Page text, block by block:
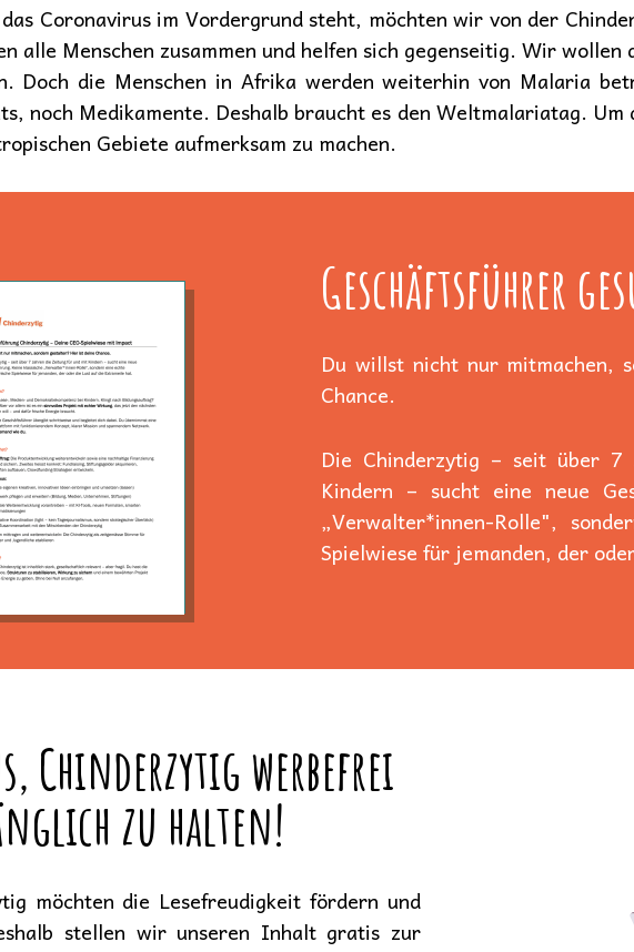
Coronavirus im Vordergrund steht, möchten wir von der
alle Menschen zusammen und helfen sich gegenseitig. Wir
Doch die Menschen in Afrika werden weiterhin von Malaria
noch Medikamente. Deshalb braucht es den Weltmalariatag. Um
Gebiete aufmerksam zu machen.
Geschäftsführer
Du willst nicht nur mitmachen,
Chance.
Die Chinderzytig – seit über
Kindern – sucht eine neue
„Verwalter*innen-Rolle",
Spielwiese für jemanden, der
Chinderzytig werbefrei
zu halten!
möchten die Lesefreudigkeit fördern und
stellen wir unseren Inhalt gratis zur